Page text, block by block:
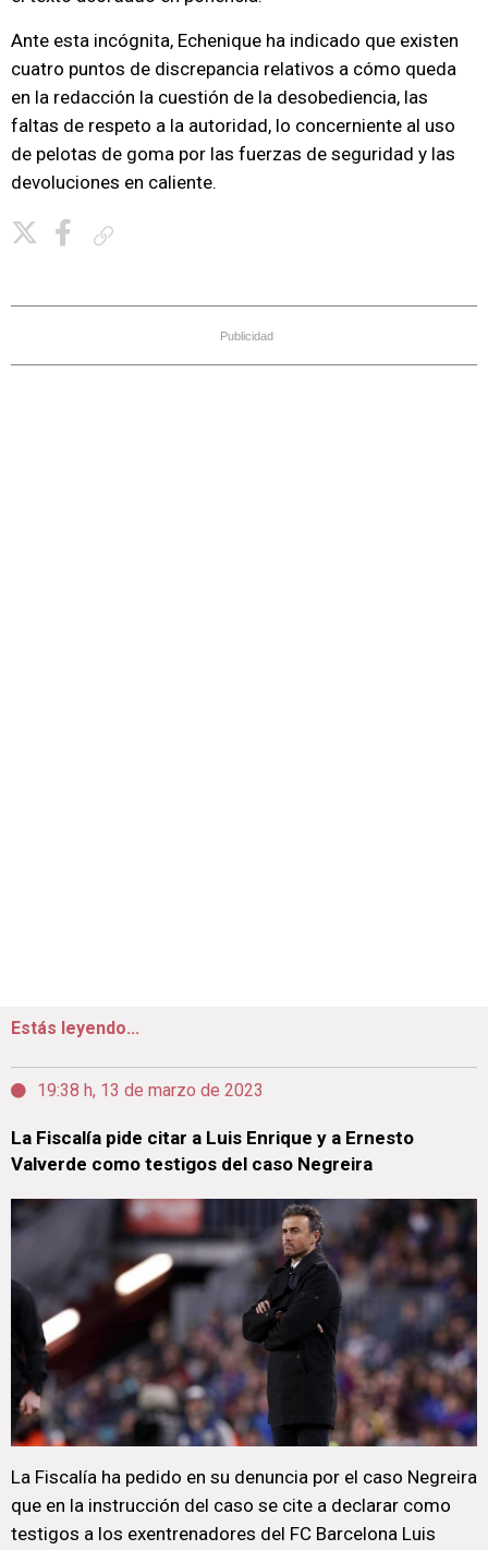
Ante esta incógnita, Echenique ha indicado que existen
cuatro puntos de discrepancia relativos a cómo queda
en la redacción la cuestión de la desobediencia, las
faltas de respeto a la autoridad, lo concerniente al uso
de pelotas de goma por las fuerzas de seguridad y las
devoluciones en caliente.
Publicidad
Estás leyendo...
19:38 h, 13 de marzo de 2023
La Fiscalía pide citar a Luis Enrique y a Ernesto
Valverde como testigos del caso Negreira
La Fiscalía ha pedido en su denuncia por el caso Negreira
que en la instrucción del caso se cite a declarar como
testigos a los exentrenadores del FC Barcelona Luis